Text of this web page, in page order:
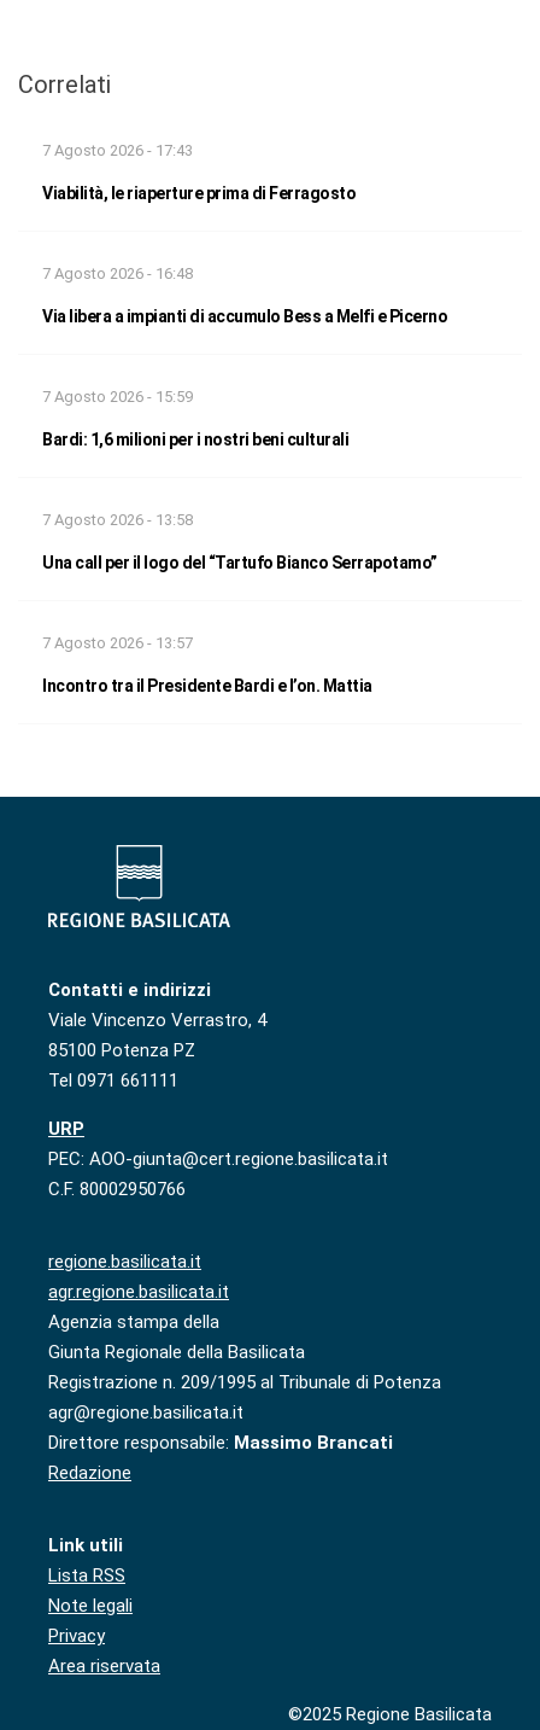
Correlati
7 Agosto 2026 - 17:43
Viabilità, le riaperture prima di Ferragosto
7 Agosto 2026 - 16:48
Via libera a impianti di accumulo Bess a Melfi e Picerno
7 Agosto 2026 - 15:59
Bardi: 1,6 milioni per i nostri beni culturali
7 Agosto 2026 - 13:58
Una call per il logo del “Tartufo Bianco Serrapotamo”
7 Agosto 2026 - 13:57
Incontro tra il Presidente Bardi e l’on. Mattia
Contatti e indirizzi
Viale Vincenzo Verrastro, 4
85100 Potenza PZ
Tel 0971 661111
URP
PEC: AOO-giunta@cert.regione.basilicata.it
C.F. 80002950766
regione.basilicata.it
agr.regione.basilicata.it
Agenzia stampa della
Giunta Regionale della Basilicata
Registrazione n. 209/1995 al Tribunale di Potenza
agr@regione.basilicata.it
Direttore responsabile: Massimo Brancati
Redazione
Link utili
Lista RSS
Note legali
Privacy
Area riservata
©2025 Regione Basilicata